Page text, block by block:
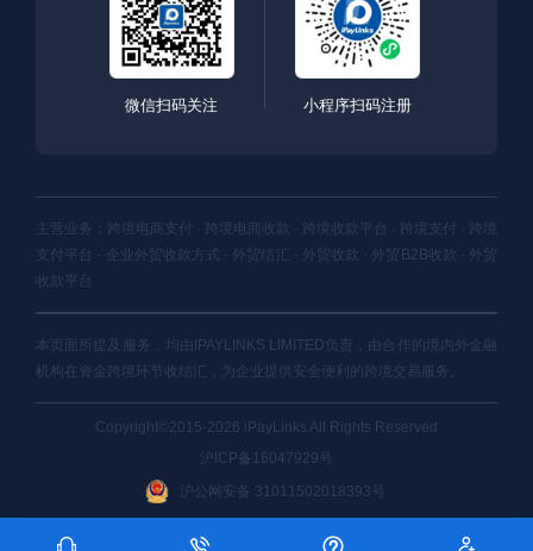
微信扫码关注 小程序扫码注册
主营业务：跨境电商支付 · 跨境电商收款 · 跨境收款平台 · 跨境支付 · 跨境
支付平台 · 企业外贸收款方式 · 外贸结汇 · 外贸收款 · 外贸B2B收款 · 外贸
收款平台
本页面所提及服务，均由IPAYLINKS LIMITED负责，由合作的境内外金融
机构在资金跨境环节收结汇，为企业提供安全便利的跨境交易服务。
Copyright©2015-2026 iPayLinks All Rights Reserved
沪ICP备16047929号
沪公网安备 31011502018393号